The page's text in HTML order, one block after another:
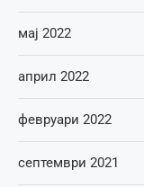
мај 2022
април 2022
февруари 2022
септември 2021